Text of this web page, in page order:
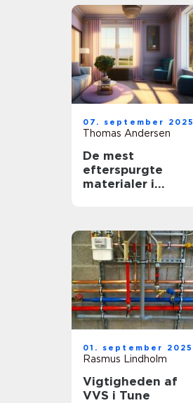
07. september 2025
Thomas Andersen
De mest
efterspurgte
materialer i
01. september 2025
Rasmus Lindholm
Vigtigheden af
VVS i Tune